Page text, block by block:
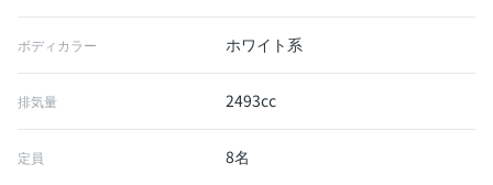
ボディカラー ホワイト系
排気量 2493cc
定員 8名